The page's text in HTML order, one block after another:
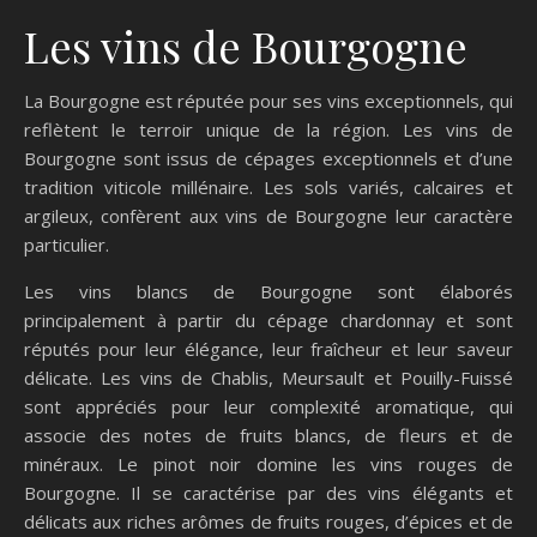
Les vins de Bourgogne
La Bourgogne est réputée pour ses vins exceptionnels, qui
reflètent le terroir unique de la région. Les vins de
Bourgogne sont issus de cépages exceptionnels et d’une
tradition viticole millénaire. Les sols variés, calcaires et
argileux, confèrent aux vins de Bourgogne leur caractère
particulier.
Les vins blancs de Bourgogne sont élaborés
principalement à partir du cépage chardonnay et sont
réputés pour leur élégance, leur fraîcheur et leur saveur
délicate. Les vins de Chablis, Meursault et Pouilly-Fuissé
sont appréciés pour leur complexité aromatique, qui
associe des notes de fruits blancs, de fleurs et de
minéraux. Le pinot noir domine les vins rouges de
Bourgogne. Il se caractérise par des vins élégants et
délicats aux riches arômes de fruits rouges, d’épices et de